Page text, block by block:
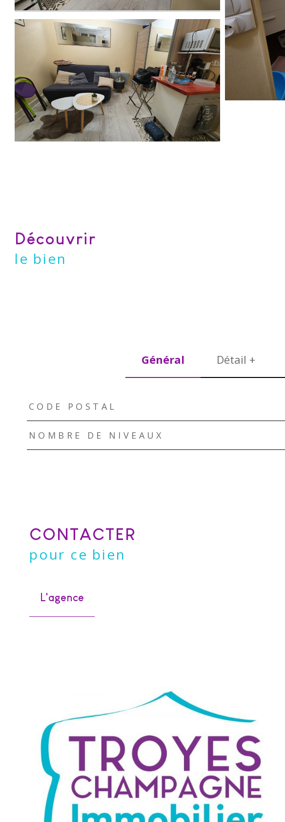
découvrir
le bien
Général Détail +
TRAD_ZEPHYR_Caracteristique
CODE POSTAL
NOMBRE DE NIVEAUX
CONTACTER
pour ce bien
L'agence